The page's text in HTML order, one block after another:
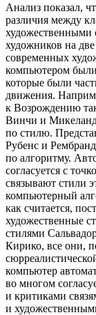
Анализ показал,
различия между
художественными
художников на
современных
компьютером
которые были
движения.
к Возрождению
Винчи и
по стилю.
Рубенс и
по алгоритму.
согласуется с
связывают стили
компьютерный
как считается,
художественные
стилями
Кирико, все они,
компьютер
во многом
и критиками
и